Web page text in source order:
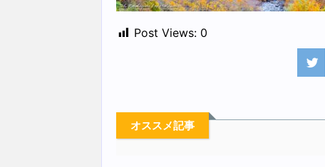
Post Views: 0
オススメ記事